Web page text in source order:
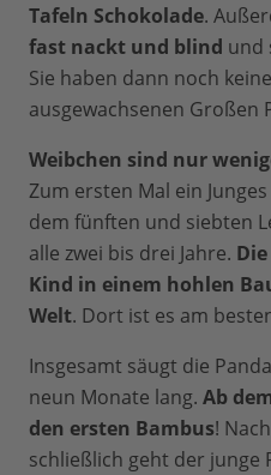
Tafeln Schokolade.
fast nackt und blind und
Sie haben dann noch
ausgewachsenen Großen
Weibchen sind nur
Zum ersten Mal ein
dem fünften und siebten
alle zwei bis drei Jahre.
Kind in einem hohlen
Welt. Dort ist es am
Insgesamt säugt die
neun Monate lang. Ab
den ersten Bambus!
schließlich geht der junge